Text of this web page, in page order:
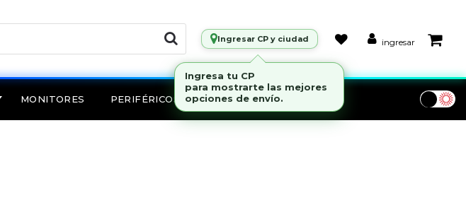
Ingresar CP y ciudad ingresar
MONITORES PERIFÉRICOS Marcas